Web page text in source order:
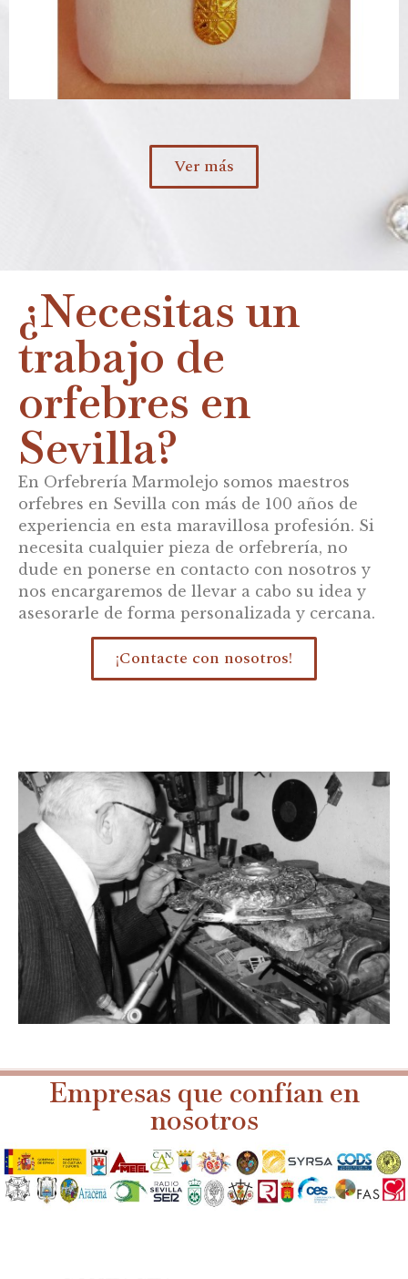
Ver más
¿Necesitas un
trabajo de
orfebres en
Sevilla?
En Orfebrería Marmolejo somos maestros
orfebres en Sevilla con más de 100 años de
experiencia en esta maravillosa profesión. Si
necesita cualquier pieza de orfebrería, no
dude en ponerse en contacto con nosotros y
nos encargaremos de llevar a cabo su idea y
asesorarle de forma personalizada y cercana.
¡Contacte con nosotros!
Empresas que confían en
nosotros